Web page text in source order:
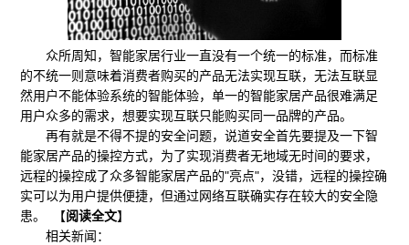
众所周知，智能家居行业一直没有一个统一的标准，而标准
的不统一则意味着消费者购买的产品无法实现互联，无法互联显
然用户不能体验系统的智能体验，单一的智能家居产品很难满足
用户众多的需求，想要实现互联只能购买同一品牌的产品。
再有就是不得不提的安全问题，说道安全首先要提及一下智
能家居产品的操控方式，为了实现消费者无地域无时间的要求，
远程的操控成了众多智能家居产品的"亮点"，没错，远程的操控确
实可以为用户提供便捷，但通过网络互联确实存在较大的安全隐
患。 【阅读全文】
相关新闻：